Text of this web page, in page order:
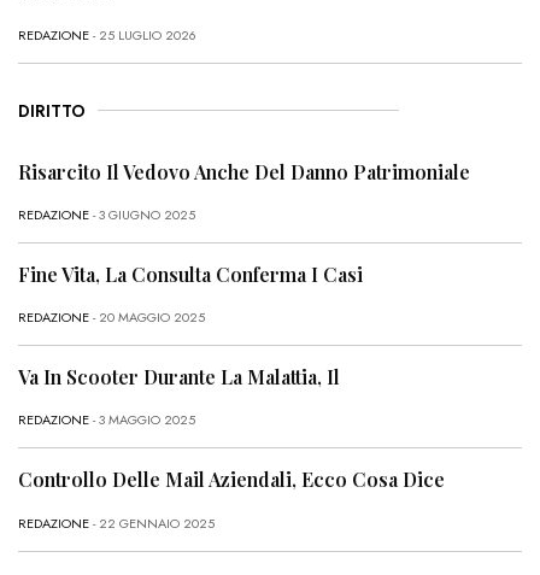
REDAZIONE- 25 LUGLIO 2026
DIRITTO
Risarcito Il Vedovo Anche Del Danno Patrimoniale
REDAZIONE- 3 GIUGNO 2025
Fine Vita, La Consulta Conferma I Casi
REDAZIONE- 20 MAGGIO 2025
Va In Scooter Durante La Malattia, Il
REDAZIONE- 3 MAGGIO 2025
Controllo Delle Mail Aziendali, Ecco Cosa Dice
REDAZIONE- 22 GENNAIO 2025